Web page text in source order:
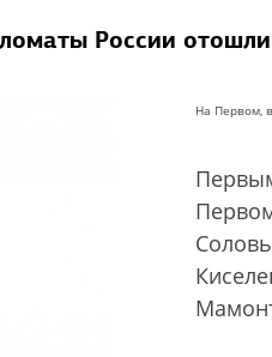
России
На Первом,